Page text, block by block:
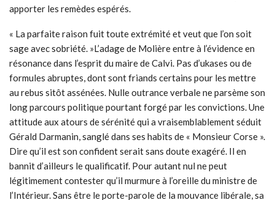
apporter les remèdes espérés.
« La parfaite raison fuit toute extrémité et veut que l’on soit
sage avec sobriété. »L’adage de Molière entre à l’évidence en
résonance dans l’esprit du maire de Calvi. Pas d’ukases ou de
formules abruptes, dont sont friands certains pour les mettre
au rebus sitôt assénées. Nulle outrance verbale ne parsème son
long parcours politique pourtant forgé par les convictions. Une
attitude aux atours de sérénité qui a vraisemblablement séduit
Gérald Darmanin, sanglé dans ses habits de « Monsieur Corse ».
Dire qu’il est son confident serait sans doute exagéré. Il en
bannit d’ailleurs le qualificatif. Pour autant nul ne peut
légitimement contester qu’il murmure à l’oreille du ministre de
l’Intérieur. Sans être le porte-parole de la mouvance libérale, sa